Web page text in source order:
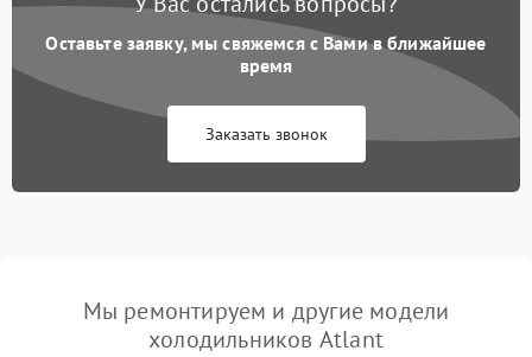
Оставьте заявку, мы свяжемся с Вами в ближайшее
время
Заказать звонок
Мы ремонтируем и другие модели
холодильников Atlant